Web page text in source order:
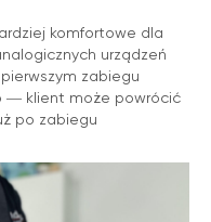
komfortowe dla
urządzeń
zabiegu
― klient może powrócić
po zabiegu